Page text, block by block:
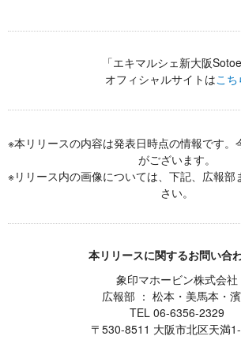
「エキマルシェ新大阪Sotoe
オフィシャルサイトはこち
※本リリースの内容は発表日時点の情報です。
がございます。
※リリース内の画像については、下記、広報部
さい。
本リリースに関するお問い合
象印マホービン株式会社
広報部 ： 松本・美馬本・
TEL 06-6356-2329
〒530-8511 大阪市北区天満